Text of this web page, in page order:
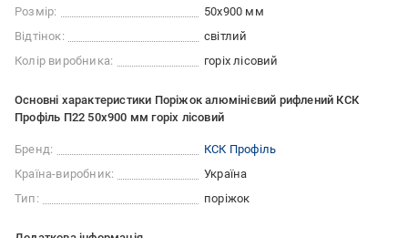
Розмір:
50х900 мм
Відтінок:
світлий
Колір виробника:
горіх лісовий
Основні характеристики Поріжок алюмінієвий рифлений КСК
Профіль П22 50х900 мм горіх лісовий
Бренд:
КСК Профіль
Країна-виробник:
Україна
Тип:
поріжок